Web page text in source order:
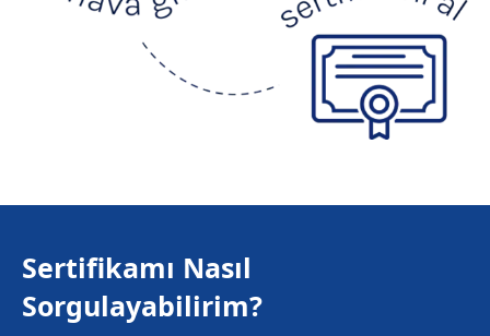
Sertifikamı Nasıl
Sorgulayabilirim?